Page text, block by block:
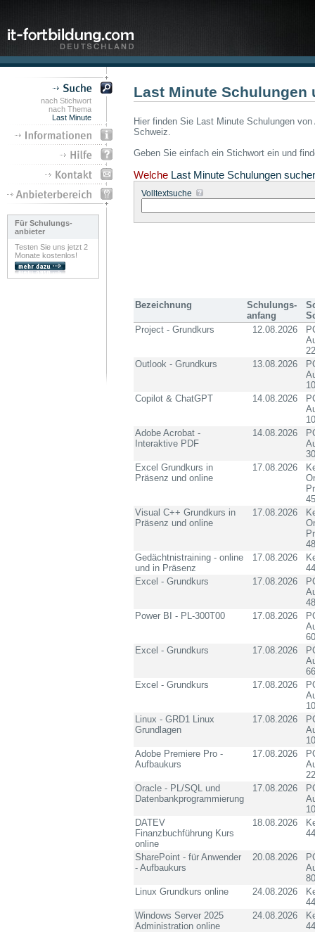
nach Stichwort
nach Thema
Last Minute
Für Schulungs-
anbieter
Testen Sie uns jetzt 2
Monate kostenlos!
Last Minute Schulungen
Hier finden Sie Last Minute Schulungen
Schweiz.
Geben Sie einfach ein Stichwort ein und
Welche Last Minute Schulungen
Volltextsuche
Bezeichnung
Schulungs-
anfang
Project - Grundkurs
12.08.2026
Outlook - Grundkurs
13.08.2026
Copilot & ChatGPT
14.08.2026
Adobe Acrobat -
Interaktive PDF
14.08.2026
Excel Grundkurs in
Präsenz und online
17.08.2026
Visual C++ Grundkurs in
Präsenz und online
17.08.2026
Gedächtnistraining - online
und in Präsenz
17.08.2026
Excel - Grundkurs
17.08.2026
Power BI - PL-300T00
17.08.2026
Excel - Grundkurs
17.08.2026
Excel - Grundkurs
17.08.2026
Linux - GRD1 Linux
Grundlagen
17.08.2026
Adobe Premiere Pro -
Aufbaukurs
17.08.2026
Oracle - PL/SQL und
Datenbankprogrammierung
17.08.2026
DATEV
Finanzbuchführung Kurs
online
18.08.2026
SharePoint - für Anwender
- Aufbaukurs
20.08.2026
Linux Grundkurs online
24.08.2026
Windows Server 2025
Administration online
24.08.2026